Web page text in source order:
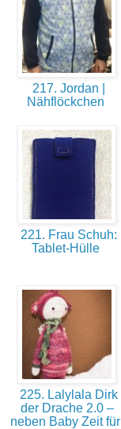
217. Jordan |
Nähflöckchen
221. Frau Schuh:
Tablet-Hülle
225. Lalylala Dirk
der Drache 2.0 –
neben Baby Zeit für